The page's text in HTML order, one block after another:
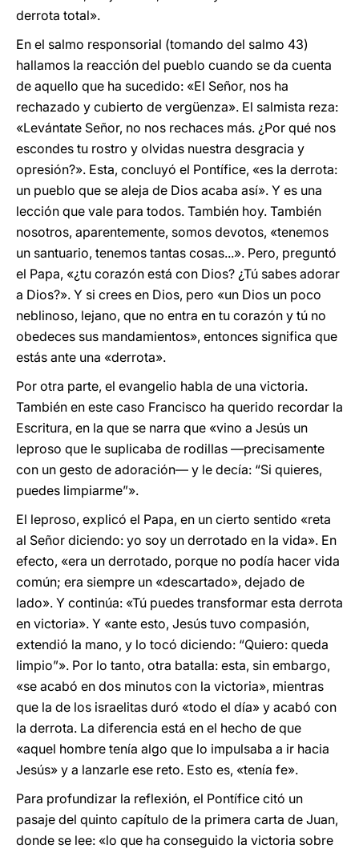
derrota total».
En el salmo responsorial (tomando del salmo 43)
hallamos la reacción del pueblo cuando se da cuenta
de aquello que ha sucedido: «El Señor, nos ha
rechazado y cubierto de vergüenza». El salmista reza:
«Levántate Señor, no nos rechaces más. ¿Por qué nos
escondes tu rostro y olvidas nuestra desgracia y
opresión?». Esta, concluyó el Pontífice, «es la derrota:
un pueblo que se aleja de Dios acaba así». Y es una
lección que vale para todos. También hoy. También
nosotros, aparentemente, somos devotos, «tenemos
un santuario, tenemos tantas cosas...». Pero, preguntó
el Papa, «¿tu corazón está con Dios? ¿Tú sabes adorar
a Dios?». Y si crees en Dios, pero «un Dios un poco
neblinoso, lejano, que no entra en tu corazón y tú no
obedeces sus mandamientos», entonces significa que
estás ante una «derrota».
Por otra parte, el evangelio habla de una victoria.
También en este caso Francisco ha querido recordar la
Escritura, en la que se narra que «vino a Jesús un
leproso que le suplicaba de rodillas —precisamente
con un gesto de adoración— y le decía: “Si quieres,
puedes limpiarme”».
El leproso, explicó el Papa, en un cierto sentido «reta
al Señor diciendo: yo soy un derrotado en la vida». En
efecto, «era un derrotado, porque no podía hacer vida
común; era siempre un «descartado», dejado de
lado». Y continúa: «Tú puedes transformar esta derrota
en victoria». Y «ante esto, Jesús tuvo compasión,
extendió la mano, y lo tocó diciendo: “Quiero: queda
limpio”». Por lo tanto, otra batalla: esta, sin embargo,
«se acabó en dos minutos con la victoria», mientras
que la de los israelitas duró «todo el día» y acabó con
la derrota. La diferencia está en el hecho de que
«aquel hombre tenía algo que lo impulsaba a ir hacia
Jesús» y a lanzarle ese reto. Esto es, «tenía fe».
Para profundizar la reflexión, el Pontífice citó un
pasaje del quinto capítulo de la primera carta de Juan,
donde se lee: «lo que ha conseguido la victoria sobre